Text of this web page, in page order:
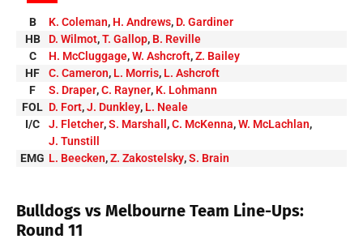
B K. Coleman, H. Andrews, D. Gardiner
HB
D. Wilmot,T. Gallop, B. Reville
C
H. McCluggage,W. Ashcroft,Z. Bailey
HF
C. Cameron, L. Morris, L. Ashcroft
F
S. Draper,C. Rayner, K. Lohmann
FOL D. Fort,J. Dunkley, L. Neale
I/C
J. Fletcher,S. Marshall ,C. McKenna,W. McLachlan,
J. Tunstill
EMG L. Beecken,Z. Zakostelsky,S. Brain
Bulldogs vs Melbourne Team Line-Ups:
Round 11